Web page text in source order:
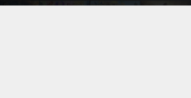
pour utiliser